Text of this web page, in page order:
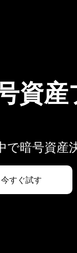
資
で暗号資産
今すぐ試す